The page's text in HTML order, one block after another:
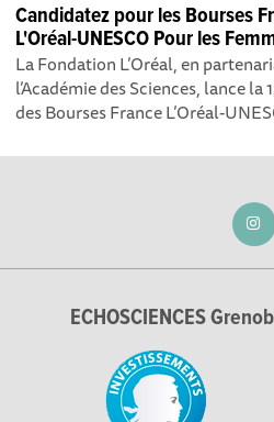
Candidatez pour les Bourses
L'Oréal-UNESCO Pour les
La Fondation L’Oréal, en
l’Académie des Sciences, lance
des Bourses France L’Oréal-
ECHOSCIENCES